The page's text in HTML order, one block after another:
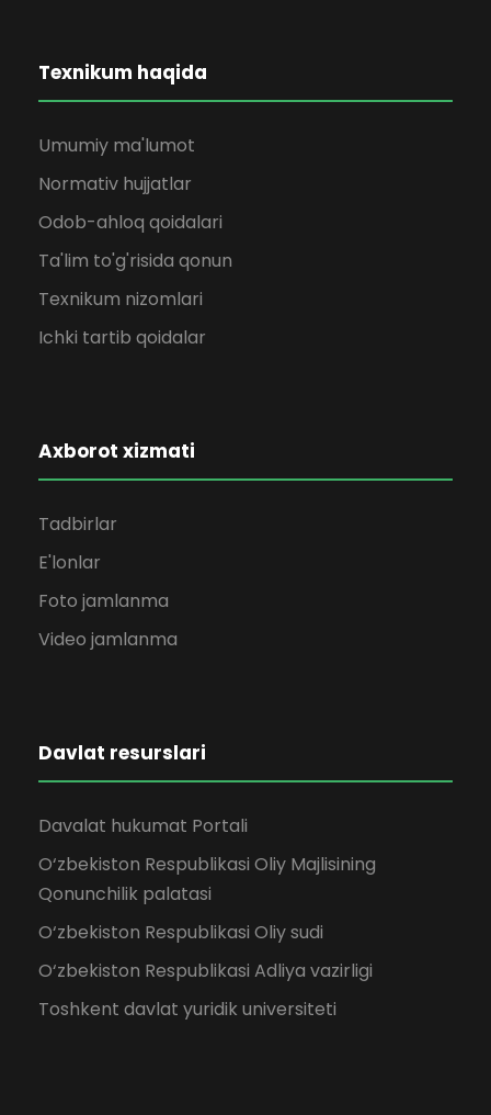
Texnikum haqida
Umumiy ma'lumot
Normativ hujjatlar
Odob-ahloq qoidalari
Ta'lim to'g'risida qonun
Texnikum nizomlari
Ichki tartib qoidalar
Axborot xizmati
Tadbirlar
E'lonlar
Foto jamlanma
Video jamlanma
Davlat resurslari
Davalat hukumat Portali
O‘zbekiston Respublikasi Oliy Majlisining
Qonunchilik palatasi
O‘zbekiston Respublikasi Oliy sudi
O‘zbekiston Respublikasi Adliya vazirligi
Toshkent davlat yuridik universiteti